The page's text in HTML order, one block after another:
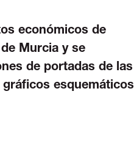
económicos de
Murcia y se
de portadas de las
esquemáticos